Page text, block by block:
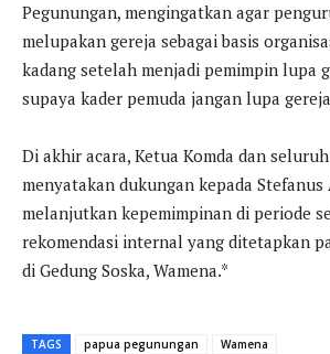
Pegunungan, mengingatkan agar
melupakan gereja sebagai basis
kadang setelah menjadi pemimpin lupa
supaya kader pemuda jangan lupa
Di akhir acara, Ketua Komda dan
menyatakan dukungan kepada
melanjutkan kepemimpinan di periode
rekomendasi internal yang ditetapkan
di Gedung Soska, Wamena.*
TAGS papua pegunungan Wamena